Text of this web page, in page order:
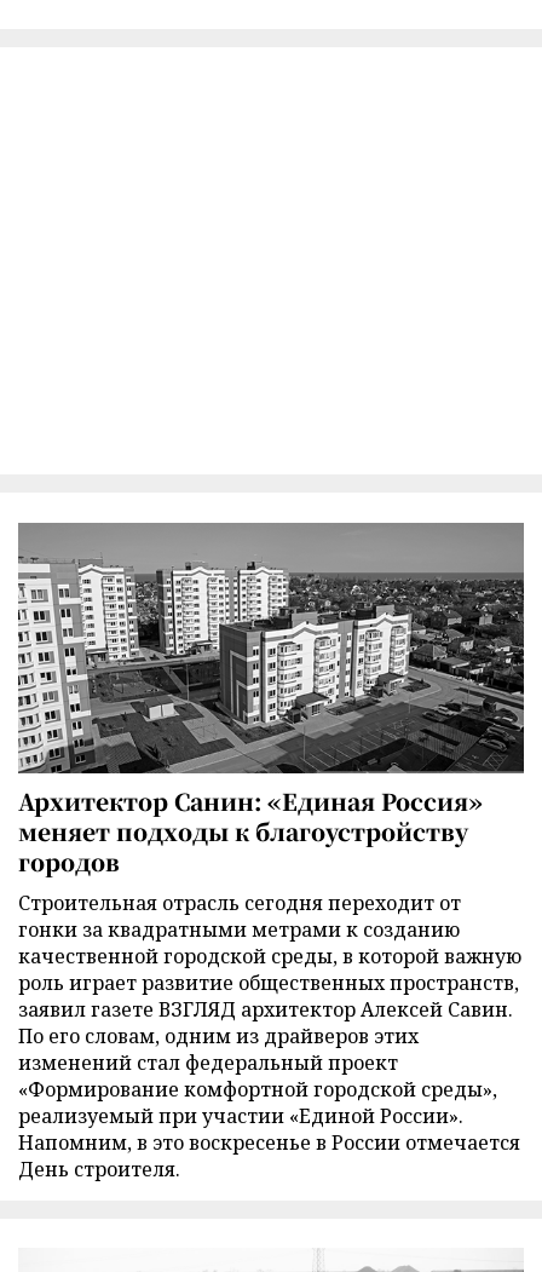
Архитектор Санин: «Единая Россия»
меняет подходы к благоустройству
городов
Строительная отрасль сегодня переходит от
гонки за квадратными метрами к созданию
качественной городской среды, в которой важную
роль играет развитие общественных пространств,
заявил газете ВЗГЛЯД архитектор Алексей Савин.
По его словам, одним из драйверов этих
изменений стал федеральный проект
«Формирование комфортной городской среды»,
реализуемый при участии «Единой России».
Напомним, в это воскресенье в России отмечается
День строителя.